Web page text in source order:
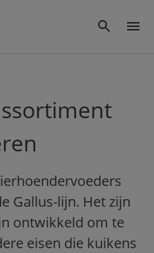
Gallus-lijn. Het zijn
ontwikkeld om te
eisen die kuikens